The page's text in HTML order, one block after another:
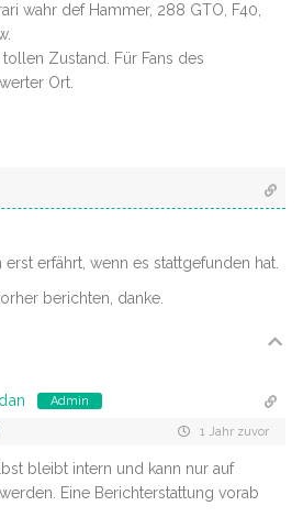
wahr def Hammer, 288 GTO, F40,
Zustand. Für Fans des
Ort.
erfährt, wenn es stattgefunden hat.
berichten, danke.
Admin
1 Jahr zuvor
bleibt intern und kann nur auf
Eine Berichterstattung vorab